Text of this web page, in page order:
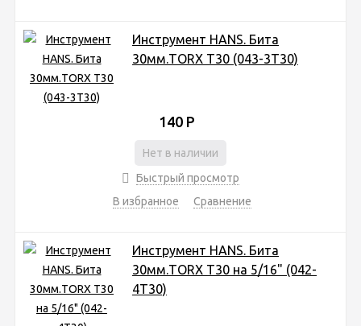
Инструмент HANS. Бита
30мм.TORX T30 (043-3Т30)
140 Р
Нет в наличии
Быстрый просмотр
В избранное
Сравнение
Инструмент HANS. Бита
30мм.TORX T30 на 5/16" (042-
4Т30)